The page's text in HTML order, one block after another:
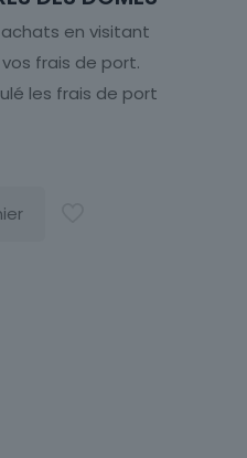
achats en visitant
frais de port.
les frais de port